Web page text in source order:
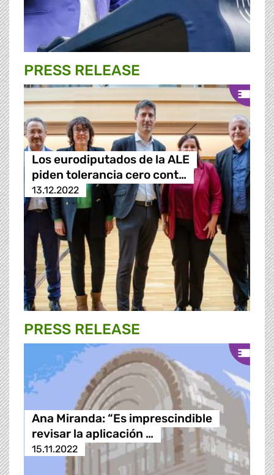
PRESS RELEASE
Los eurodiputados de la ALE
piden tolerancia cero cont…
13.12.2022
PRESS RELEASE
Ana Miranda: “Es imprescindible
revisar la aplicación …
15.11.2022